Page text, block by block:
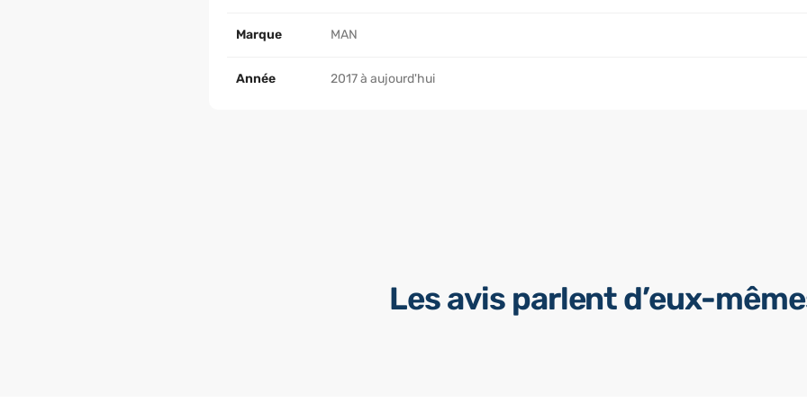
Marque MAN
Année 2017 à aujourd'hui
Les avis parlent d’eux-